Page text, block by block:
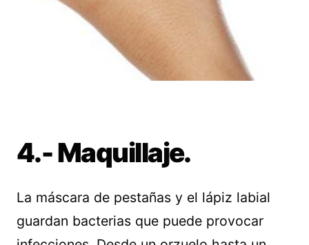
4.- Maquillaje.
La máscara de pestañas y el lápiz labial
guardan bacterias que puede provocar